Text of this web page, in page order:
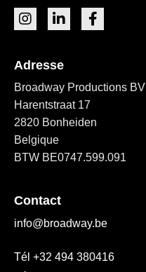
Adresse
Broadway Productions BV
Harentstraat 17
2820 Bonheiden
Belgique
BTW BE0747.599.091
Contact
info@broadway.be
Tél +32 494 380416